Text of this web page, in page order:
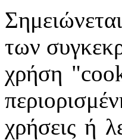
των
χρήση
χρήσεις ή